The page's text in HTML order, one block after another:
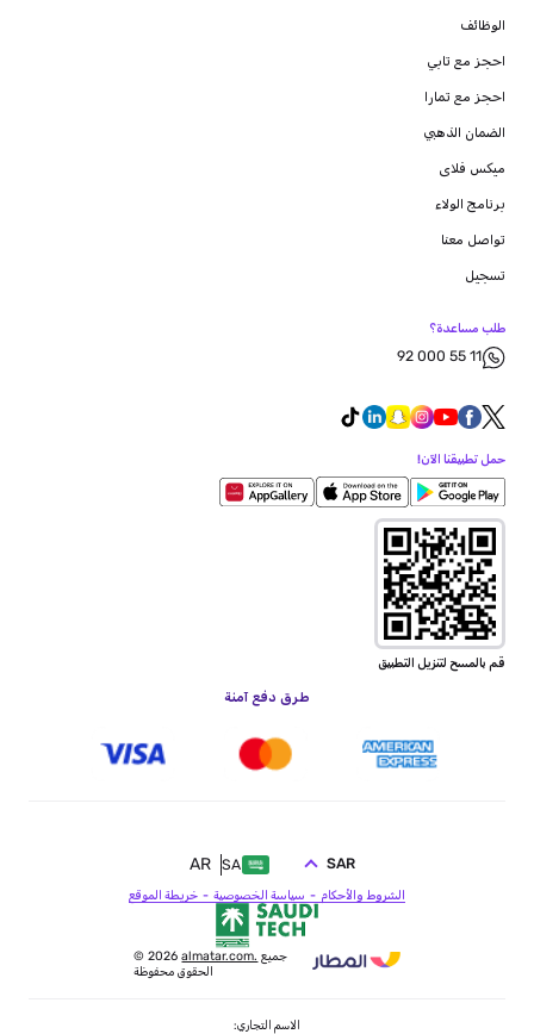
الوظائف
احجز مع تابي
احجز مع تمارا
الضمان الذهبي
ميكس فلاى
برنامج الولاء
تواصل معنا
تسجيل
طلب مساعدة؟
92 000 55 11
حمل تطبيقنا الآن!
قم بالمسح لتنزيل التطبيق
طرق دفع آمنة
© 2026almatar.com. جميع
الحقوق محفوظة
SA
AR SAR
الشروط والأحكام سياسة الخصوصية خريطة الموقع
الاسم التجاري: